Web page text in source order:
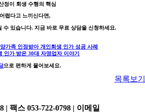
정이 회생 수행의 핵심
렵다고 느끼신다면,
수 있습니다. 지금 바로 무료 상담을 신청하세요.
가족 인정받아 개인회생 인가 성공 사례
인가 받은 30대 자영업자 이야기
으로 편하게 물어보세요.
목록보기
|팩스 053-722-0798 | 이메일